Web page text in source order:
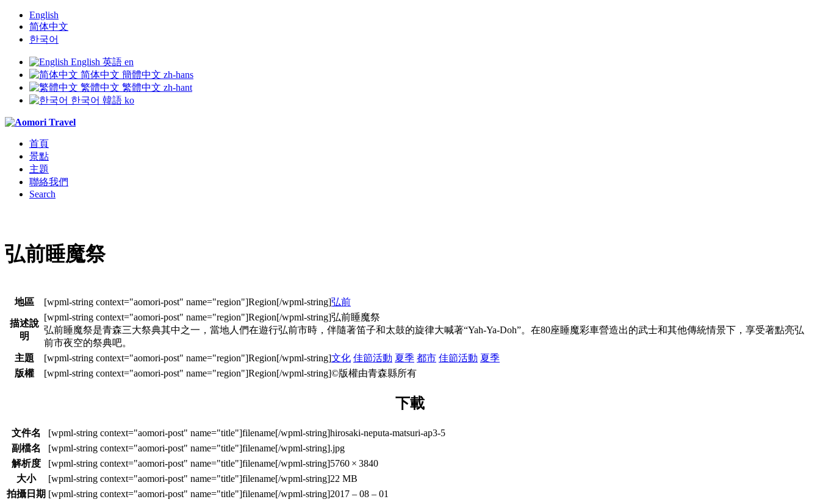
English
简体中文
한국어
English 英語 en
简体中文 簡體中文 zh-hans
繁體中文 繁體中文 zh-hant
한국어 韓語 ko
首頁
景點
主題
聯絡我們
Search
弘前睡魔祭
地區 弘前
描述說
明
弘前睡魔祭
弘前睡魔祭是青森三大祭典其中之一，當地人們在遊行弘前市時，伴隨著笛子和太鼓的旋律大喊著“Yah-Ya-Doh”。在80座睡魔彩車營造出的武士和其他傳統情景下，享受著點亮弘
前市夜空的祭典吧。
主題
文化 佳節活動 夏季 都市 佳節活動 夏季
版權
©版權由青森縣所有
下載
文件名
hirosaki-neputa-matsuri-ap3-5
副檔名
.jpg
解析度
5760 × 3840
大小
22 MB
拍攝日期
2017 – 08 – 01